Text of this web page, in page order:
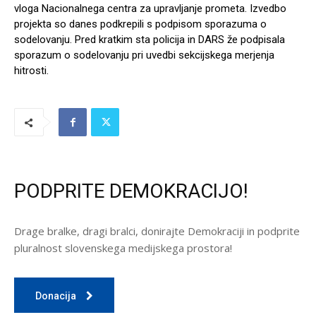
vloga Nacionalnega centra za upravljanje prometa. Izvedbo
projekta so danes podkrepili s podpisom sporazuma o
sodelovanju. Pred kratkim sta policija in DARS že podpisala
sporazum o sodelovanju pri uvedbi sekcijskega merjenja
hitrosti.
PODPRITE DEMOKRACIJO!
Drage bralke, dragi bralci, donirajte Demokraciji in podprite
pluralnost slovenskega medijskega prostora!
Donacija